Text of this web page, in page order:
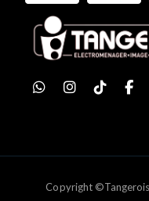
Copyright